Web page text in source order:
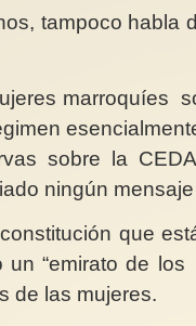
tampoco habla
marroquíes
sobre la
ningún
que
“emirato de los
de las mujeres.